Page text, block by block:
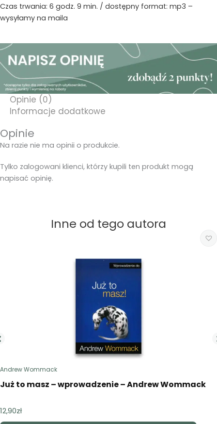
Czas trwania: 6 godz. 9 min. / dostępny format: mp3 –
wysyłamy na maila
Opinie (0)
Informacje dodatkowe
Opinie
Na razie nie ma opinii o produkcie.
Tylko zalogowani klienci, którzy kupili ten produkt mogą
napisać opinię.
Inne od tego autora
Andrew Wommack
Już to masz – wprowadzenie – Andrew Wommack
12,90zł